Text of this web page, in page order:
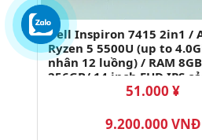
Dell Inspiron 7415 2in1 /
Ryzen 5 5500U (up to
nhân 12 luồng) / RAM
256GB/ 14 inch FHD IPS
gập 360 độ (1920x1080)
51.000 ¥
9.200.000 VNĐ